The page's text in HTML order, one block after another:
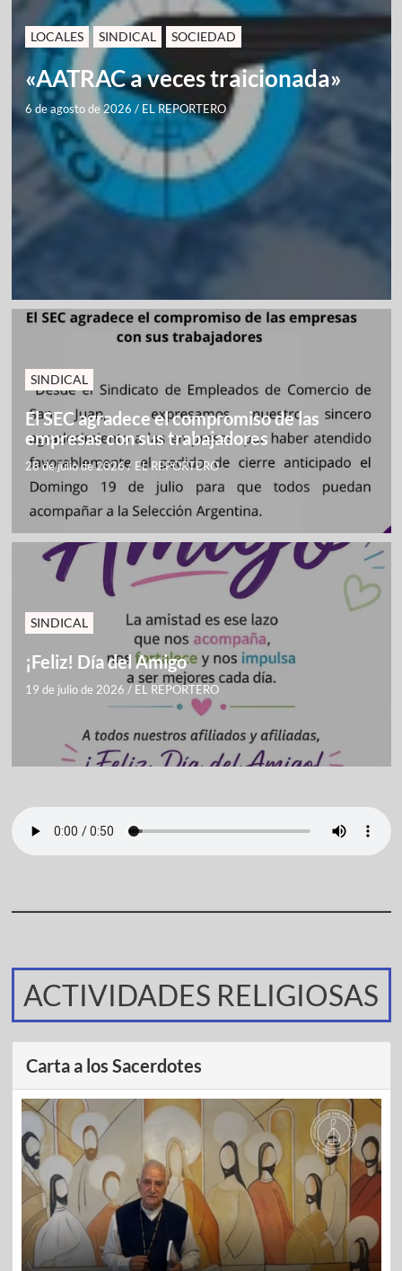
LOCALES SINDICAL SOCIEDAD
«AATRAC a veces traicionada»
6 de agosto de 2026 / EL REPORTERO
SINDICAL
El SEC agradece el compromiso de las
empresas con sus trabajadores
28 de julio de 2026/ EL REPORTERO
SINDICAL
¡Feliz! Día del Amigo
19 de julio de 2026 / EL REPORTERO
ACTIVIDADES RELIGIOSAS
Carta a los Sacerdotes